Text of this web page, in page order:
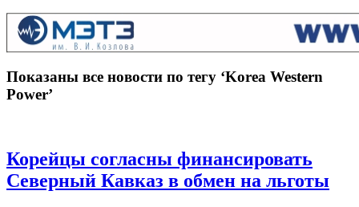
Показаны все новости по тегу ‘Korea Western
Power’
Корейцы согласны финансировать
Северный Кавказ в обмен на льготы